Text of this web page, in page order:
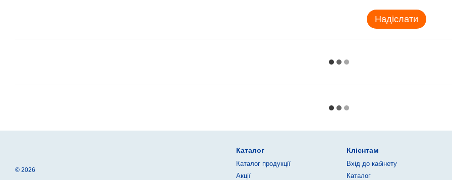
Надіслати
© 2026
Каталог
Каталог продукції
Акції
Клієнтам
Вхід до кабінету
Каталог